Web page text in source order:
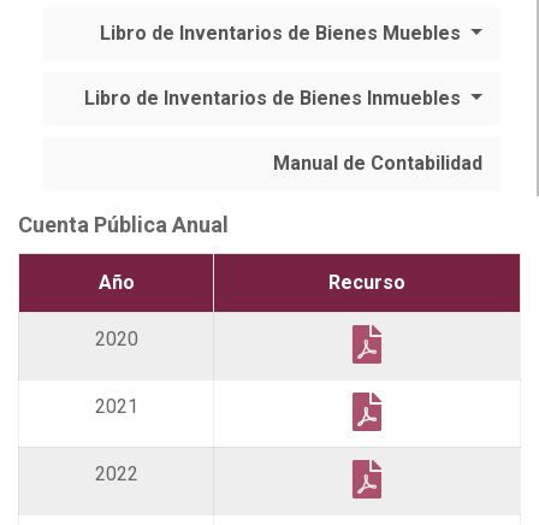
Libro de Inventarios de Bienes Muebles
Libro de Inventarios de Bienes Inmuebles
Manual de Contabilidad
Cuenta Pública Anual
Año Recurso
2020
2021
2022